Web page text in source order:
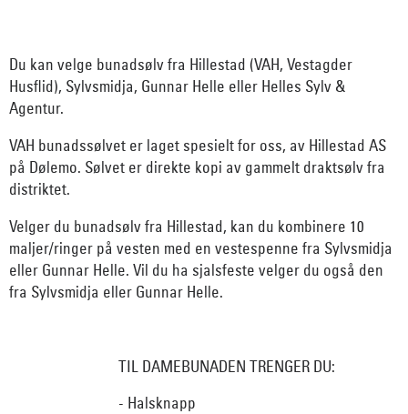
Du kan velge bunadsølv fra Hillestad (VAH, Vestagder
Husflid), Sylvsmidja, Gunnar Helle eller Helles Sylv &
Agentur.
VAH bunadssølvet er laget spesielt for oss, av Hillestad AS
på Dølemo. Sølvet er direkte kopi av gammelt draktsølv fra
distriktet.
Velger du bunadsølv fra Hillestad, kan du kombinere 10
maljer/ringer på vesten med en vestespenne fra Sylvsmidja
eller Gunnar Helle. Vil du ha sjalsfeste velger du også den
fra Sylvsmidja eller Gunnar Helle.
TIL DAMEBUNADEN TRENGER DU:
- Halsknapp